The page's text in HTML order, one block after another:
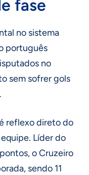
fase
no sistema
português
no
sem sofrer gols
reflexo direto do
Líder do
o Cruzeiro
sendo 11